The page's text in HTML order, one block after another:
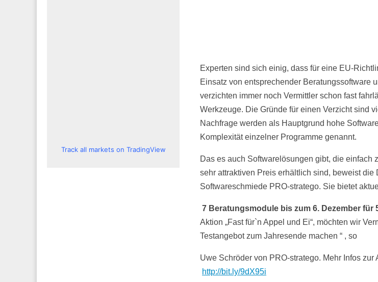
Experten sind sich einig, dass für eine EU-
Einsatz von entsprechender Beratungssoftware
verzichten immer noch Vermittler schon fast
Werkzeuge. Die Gründe für einen Verzicht sind
Nachfrage werden als Hauptgrund hohe
Komplexität einzelner Programme genannt.
Das es auch Softwarelösungen gibt, die einfach
sehr attraktiven Preis erhältlich sind, beweist die
Softwareschmiede PRO-stratego. Sie bietet
7 Beratungsmodule bis zum 6. Dezember für
Aktion „Fast für`n Appel und Ei“, möchten wir
Testangebot zum Jahresende machen “ , so
Uwe Schröder von PRO-stratego. Mehr Infos zur
http://bit.ly/9dX95i
Track all markets on TradingView